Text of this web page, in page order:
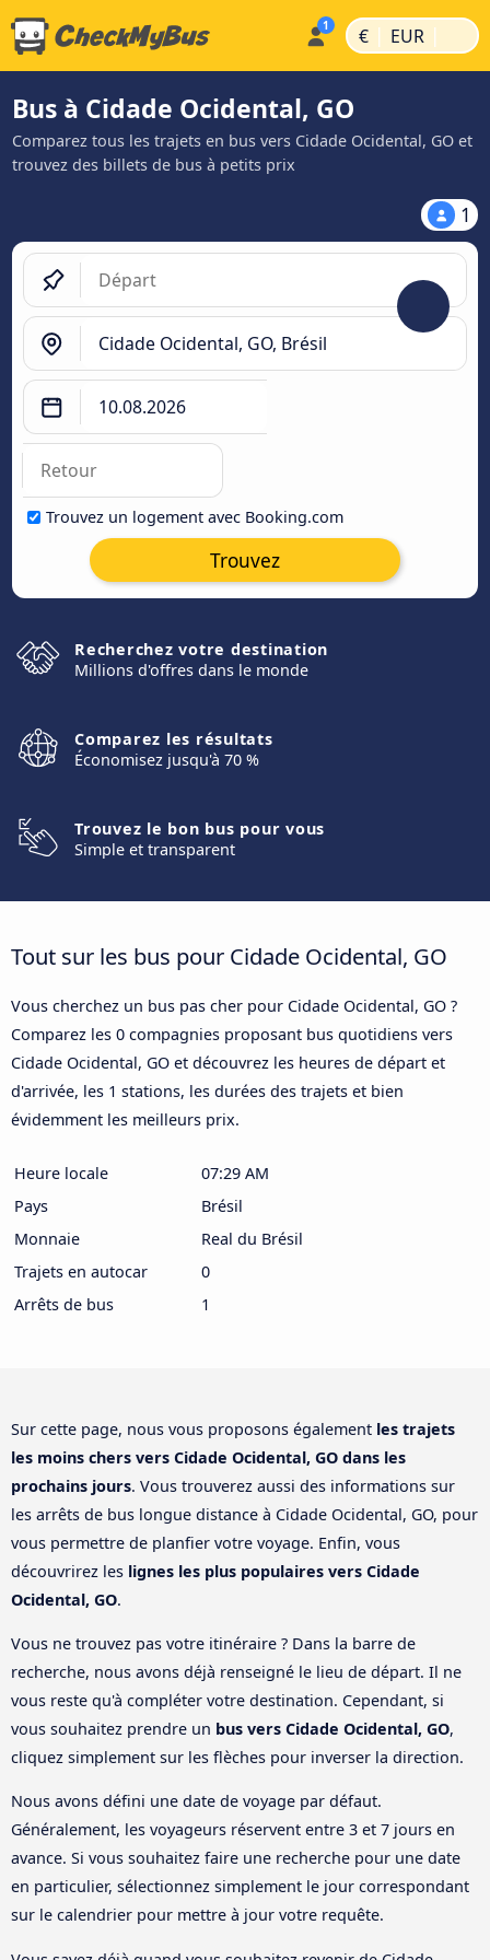
€ | EUR |
Bus à Cidade Ocidental, GO
Comparez tous les trajets en bus vers Cidade Ocidental, GO et
trouvez des billets de bus à petits prix
1
Trouvez un logement avec Booking.com
Trouvez
Recherchez votre destination
Millions d'offres dans le monde
Comparez les résultats
Économisez jusqu'à 70 %
Trouvez le bon bus pour vous
Simple et transparent
Tout sur les bus pour Cidade Ocidental, GO
Vous cherchez un bus pas cher pour Cidade Ocidental, GO ?
Comparez les 0 compagnies proposant bus quotidiens vers
Cidade Ocidental, GO et découvrez les heures de départ et
d'arrivée, les 1 stations, les durées des trajets et bien
évidemment les meilleurs prix.
Heure locale
07:29 AM
Pays
Brésil
Monnaie
Real du Brésil
Trajets en autocar
0
Arrêts de bus
1
Sur cette page, nous vous proposons également les trajets
les moins chers vers Cidade Ocidental, GO dans les
prochains jours. Vous trouverez aussi des informations sur
les arrêts de bus longue distance à Cidade Ocidental, GO, pour
vous permettre de planfier votre voyage. Enfin, vous
découvrirez les lignes les plus populaires vers Cidade
Ocidental, GO.
Vous ne trouvez pas votre itinéraire ? Dans la barre de
recherche, nous avons déjà renseigné le lieu de départ. Il ne
vous reste qu'à compléter votre destination. Cependant, si
vous souhaitez prendre un bus vers Cidade Ocidental, GO,
cliquez simplement sur les flèches pour inverser la direction.
Nous avons défini une date de voyage par défaut.
Généralement, les voyageurs réservent entre 3 et 7 jours en
avance. Si vous souhaitez faire une recherche pour une date
en particulier, sélectionnez simplement le jour correspondant
sur le calendrier pour mettre à jour votre requête.